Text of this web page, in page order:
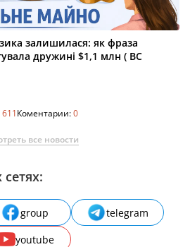
залишилася: як фраза
дружині $1,1 млн ( ВС
611Коментарии:0
все новости
group
telegram
youtube